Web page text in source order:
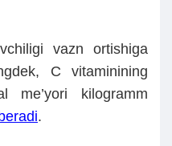
vazn ortishiga
C vitaminining
me’yori kilogramm
.